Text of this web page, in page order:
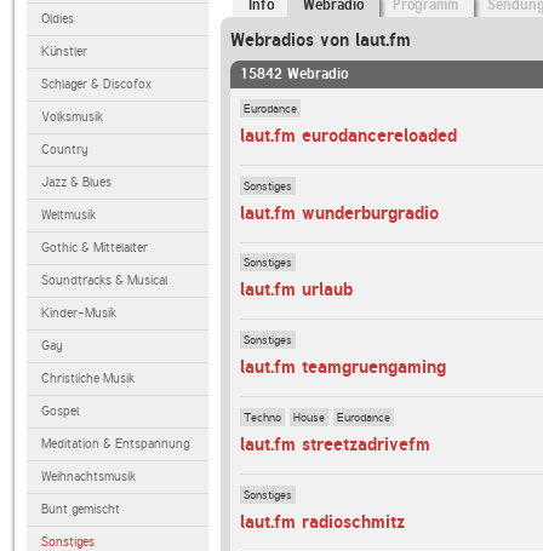
Oldies
Künstler
Schlager & Discofox
Volksmusik
Country
Jazz & Blues
Weltmusik
Gothic & Mittelalter
Soundtracks & Musical
Kinder-Musik
Gay
Christliche Musik
Gospel
Meditation & Entspannung
Weihnachtsmusik
Bunt gemischt
Sonstiges
Info Webradio Programm
Webradios von laut.fm
15842 Webradio
Eurodance
laut.fm eurodancereloaded
Sonstiges
laut.fm wunderburgradio
Sonstiges
laut.fm urlaub
Sonstiges
laut.fm teamgruengaming
Techno House Eurodance
laut.fm streetzadrivefm
Sonstiges
laut.fm radioschmitz